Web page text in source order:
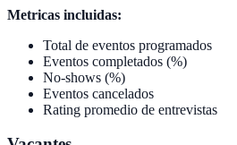
Metricas incluidas:
Total de eventos programados
Eventos completados (%)
No-shows (%)
Eventos cancelados
Rating promedio de entrevistas